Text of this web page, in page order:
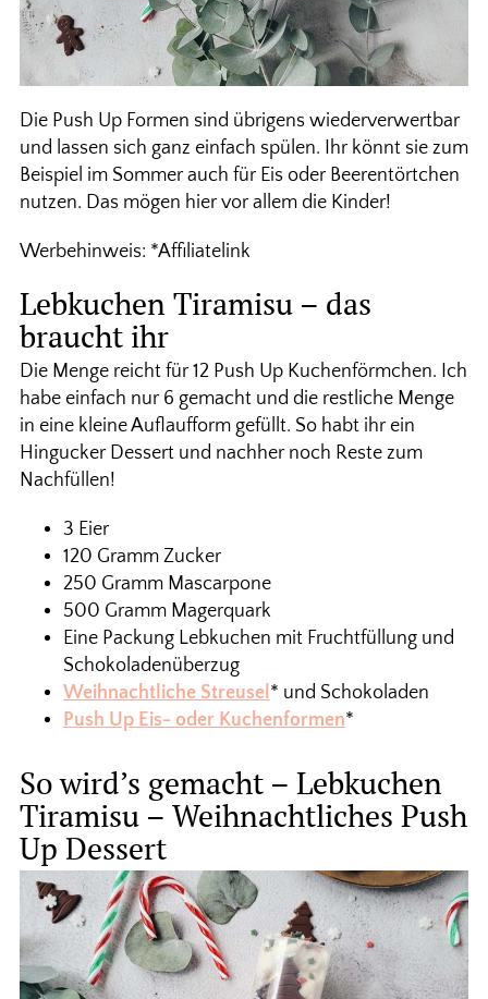
Die Push Up Formen sind übrigens wiederverwertbar
und lassen sich ganz einfach spülen. Ihr könnt sie zum
Beispiel im Sommer auch für Eis oder Beerentörtchen
nutzen. Das mögen hier vor allem die Kinder!
Werbehinweis: *Affiliatelink
Lebkuchen Tiramisu – das
braucht ihr
Die Menge reicht für 12 Push Up Kuchenförmchen. Ich
habe einfach nur 6 gemacht und die restliche Menge
in eine kleine Auflaufform gefüllt. So habt ihr ein
Hingucker Dessert und nachher noch Reste zum
Nachfüllen!
3 Eier
120 Gramm Zucker
250 Gramm Mascarpone
500 Gramm Magerquark
Eine Packung Lebkuchen mit Fruchtfüllung und
Schokoladenüberzug
Weihnachtliche Streusel * und Schokoladen
Push Up Eis- oder Kuchenformen*
So wird’s gemacht – Lebkuchen
Tiramisu – Weihnachtliches Push
Up Dessert